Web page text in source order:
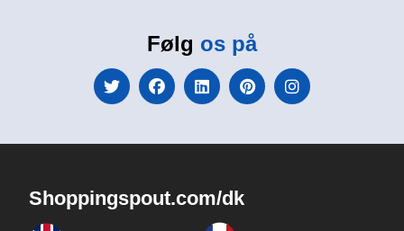
Følg os på
Shoppingspout.com/dk